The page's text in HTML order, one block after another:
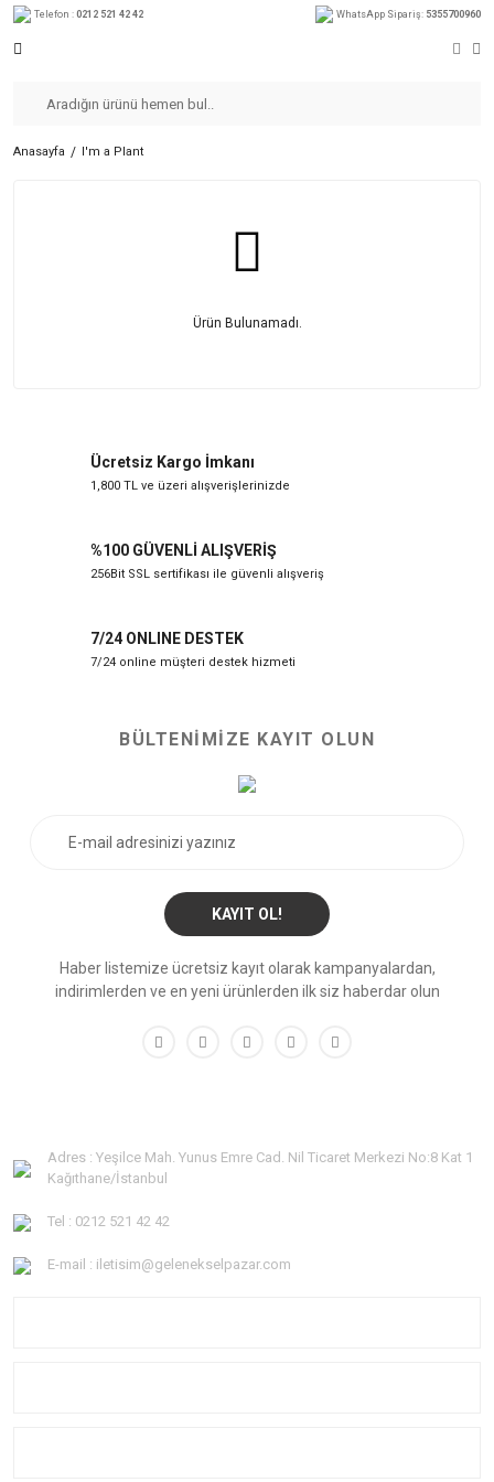
Telefon : 0212 521 42 42 WhatsApp Sipariş: 5355700960
Anasayfa I'm a Plant
Ürün Bulunamadı.
Ücretsiz Kargo İmkanı
1,800 TL ve üzeri alışverişlerinizde
%100 GÜVENLİ ALIŞVERİŞ
256Bit SSL sertifikası ile güvenli alışveriş
7/24 ONLINE DESTEK
7/24 online müşteri destek hizmeti
BÜLTENİMİZE KAYIT OLUN
KAYIT OL!
Haber listemize ücretsiz kayıt olarak kampanyalardan,
indirimlerden ve en yeni ürünlerden ilk siz haberdar olun
Adres : Yeşilce Mah. Yunus Emre Cad. Nil Ticaret Merkezi No:8 Kat 1
Kağıthane/İstanbul
Tel : 0212 521 42 42
E-mail : iletisim@gelenekselpazar.com